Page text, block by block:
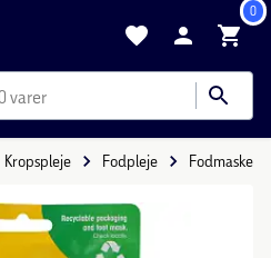
0
varer
Kropspleje Fodpleje Fodmaske